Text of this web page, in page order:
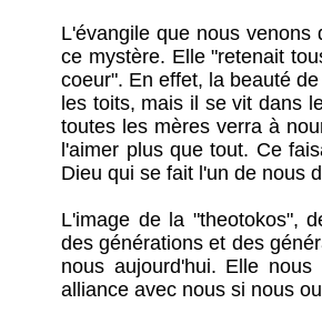
L'évangile que nous
ce mystère. Elle "retenait
coeur". En effet, la beauté
les toits, mais il se vit dans
toutes les mères verra à
l'aimer plus que tout. Ce
Dieu qui se fait l'un de nous
L'image de la "theotokos",
des générations et des
nous aujourd'hui. Elle
alliance avec nous si nous